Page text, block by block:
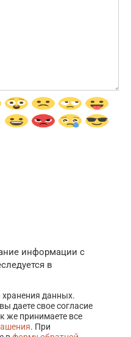
информации с
в
хранения данных.
даете свое согласие
же принимаете все
. При